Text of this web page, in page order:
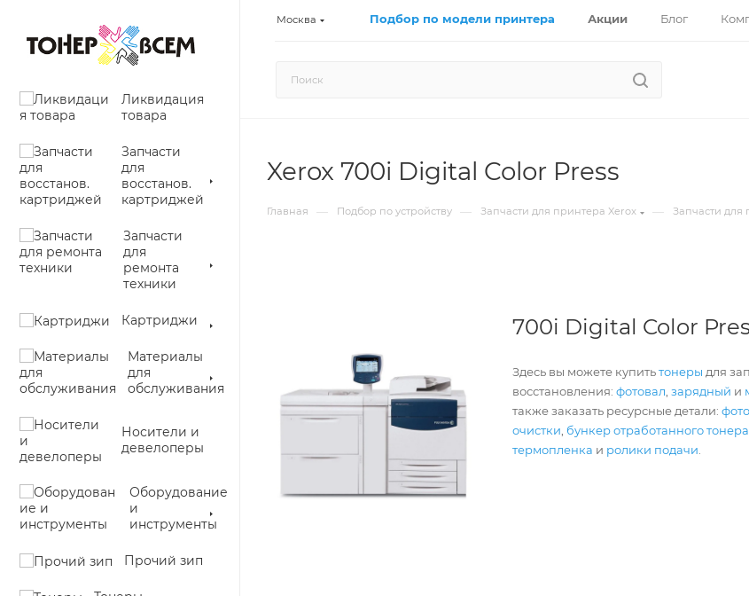
Москва Подбор по модели принтера Акции Блог
Ликвидация
товара
Запчасти
для
восстанов.
картриджей
Запчасти
для
ремонта
техники
Картриджи
Материалы
для
обслуживания
Носители и
девелоперы
Оборудование
и
инструменты
Прочий зип
Xerox 700i Digital Color Press
Главная — Подбор по устройству — Запчасти для принтера Xerox — Запчасти для
700i Digital Color
Здесь вы можете купитьтонеры для
восстановления:фотовал ,зарядный и
также заказать ресурсные детали:
очистки бункер отработанного тонера
термопленка и ролики подачи